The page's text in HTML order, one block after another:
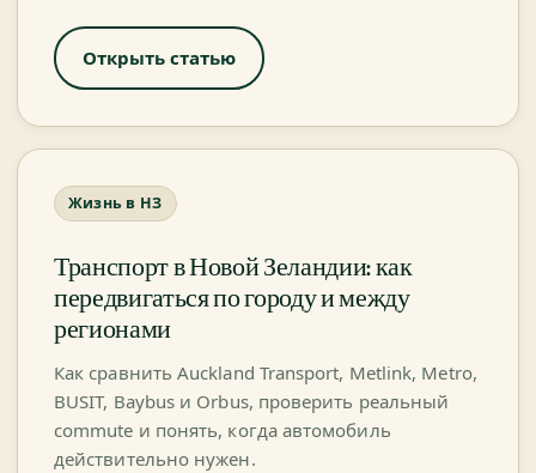
Открыть статью
Жизнь в НЗ
Транспорт в Новой Зеландии: как
передвигаться по городу и между
регионами
Как сравнить Auckland Transport, Metlink, Metro,
BUSIT, Baybus и Orbus, проверить реальный
commute и понять, когда автомобиль
действительно нужен.